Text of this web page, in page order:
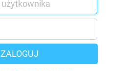
ZALOGUJ